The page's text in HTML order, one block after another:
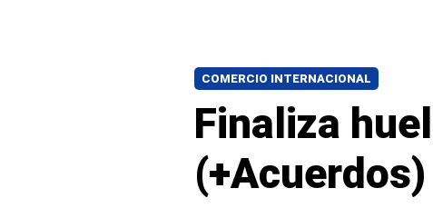
COMERCIO INTERNACIONAL
Finaliza
(+Acuerdos)